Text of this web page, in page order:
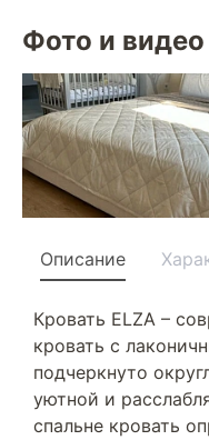
Фото и видео
Описание
Кровать ELZA –
кровать с
подчеркнуто
уютной и
спальне кровать